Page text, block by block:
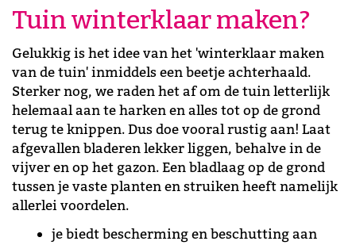
Tuin winterklaar maken?
Gelukkig is het idee van het 'winterklaar maken
van de tuin' inmiddels een beetje achterhaald.
Sterker nog, we raden het af om de tuin letterlijk
helemaal aan te harken en alles tot op de grond
terug te knippen. Dus doe vooral rustig aan! Laat
afgevallen bladeren lekker liggen, behalve in de
vijver en op het gazon. Een bladlaag op de grond
tussen je vaste planten en struiken heeft namelijk
allerlei voordelen.
je biedt bescherming en beschutting aan